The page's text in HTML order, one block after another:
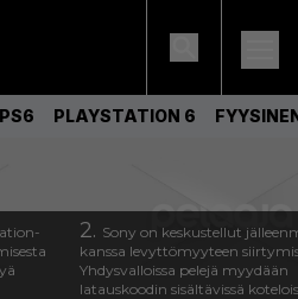
PS6 PLAYSTATION 6
2. Sony on keskustellut
kanssa levyttömyyteen
Yhdysvalloissa pelejä myydään
latauskoodin sisältävissä